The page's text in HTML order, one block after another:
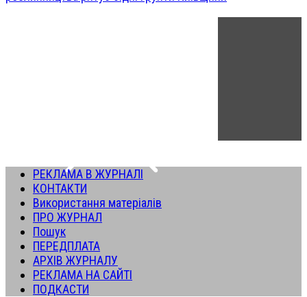
РЕКЛАМА В ЖУРНАЛІ
КОНТАКТИ
Використання матеріалів
ПРО ЖУРНАЛ
Пошук
ПЕРЕДПЛАТА
АРХІВ ЖУРНАЛУ
РЕКЛАМА НА САЙТІ
ПОДКАСТИ